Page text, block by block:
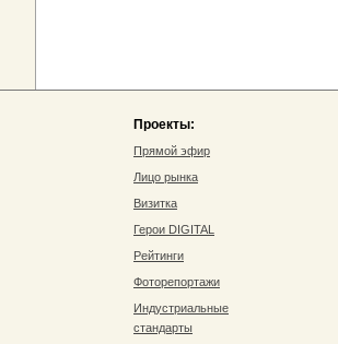
Проекты:
Прямой эфир
Лицо рынка
Визитка
Герои DIGITAL
Рейтинги
Фоторепортажи
Индустриальные
стандарты